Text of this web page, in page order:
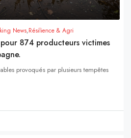
News,Résilience & Agri
874 producteurs victimes
provoqués par plusieurs tempêtes